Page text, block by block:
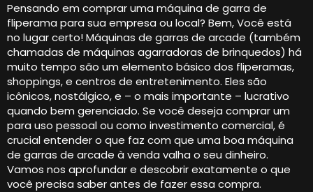
Pensando em comprar uma máquina de garra de
fliperama para sua empresa ou local? Bem, Você está
no lugar certo! Máquinas de garras de arcade (também
chamadas de máquinas agarradoras de brinquedos) há
muito tempo são um elemento básico dos fliperamas,
shoppings, e centros de entretenimento. Eles são
icônicos, nostálgico, e – o mais importante – lucrativo
quando bem gerenciado. Se você deseja comprar um
para uso pessoal ou como investimento comercial, é
crucial entender o que faz com que uma boa máquina
de garras de arcade à venda valha o seu dinheiro.
Vamos nos aprofundar e descobrir exatamente o que
você precisa saber antes de fazer essa compra.